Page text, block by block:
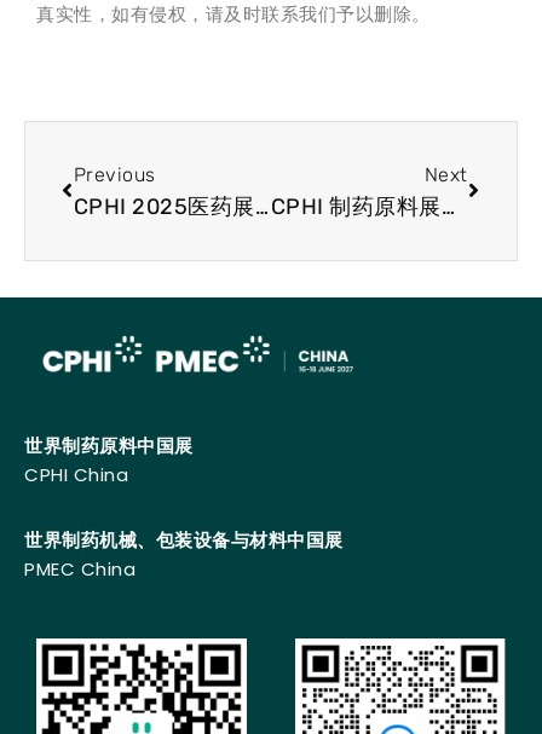
真实性，如有侵权，请及时联系我们予以删除。
Previous
CPHI 2025医药展会简讯；礼来加大亚洲供应链投资力度
Next
CPHI 制药原料展资讯 Charles River Laboratories 剥离其 CDMO 业务
世界制药原料中国展
CPHI China
世界制药机械、包装设备与材料中国展
PMEC China